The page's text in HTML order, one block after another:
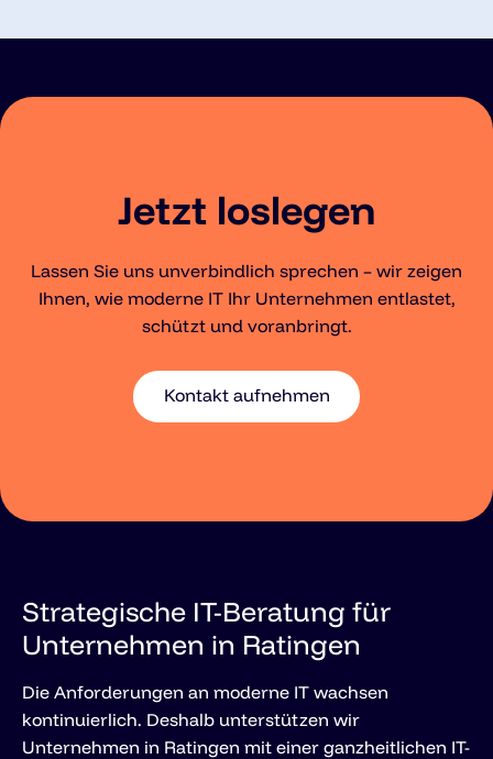
Jetzt loslegen
Lassen Sie uns unverbindlich sprechen – wir zeigen
Ihnen, wie moderne IT Ihr Unternehmen entlastet,
schützt und voranbringt.
Kontakt aufnehmen
Strategische IT-Beratung für
Unternehmen in Ratingen
Die Anforderungen an moderne IT wachsen
kontinuierlich. Deshalb unterstützen wir
Unternehmen in Ratingen mit einer ganzheitlichen IT-